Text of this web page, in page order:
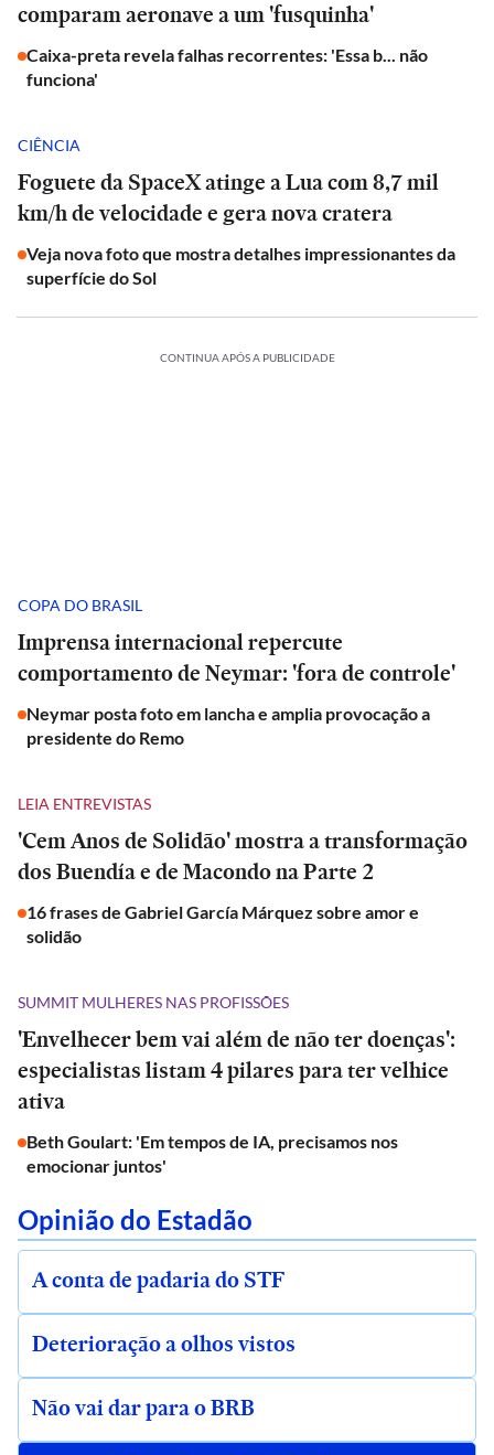
comparam aeronave a um 'fusquinha'
Caixa-preta revela falhas recorrentes: 'Essa b... não
funciona'
CIÊNCIA
Foguete da SpaceX atinge a Lua com 8,7 mil
km/h de velocidade e gera nova cratera
Veja nova foto que mostra detalhes impressionantes da
superfície do Sol
CONTINUA APÓS A PUBLICIDADE
COPA DO BRASIL
Imprensa internacional repercute
comportamento de Neymar: 'fora de controle'
Neymar posta foto em lancha e amplia provocação a
presidente do Remo
LEIA ENTREVISTAS
'Cem Anos de Solidão' mostra a transformação
dos Buendía e de Macondo na Parte 2
16 frases de Gabriel García Márquez sobre amor e
solidão
SUMMIT MULHERES NAS PROFISSÕES
'Envelhecer bem vai além de não ter doenças':
especialistas listam 4 pilares para ter velhice
ativa
Beth Goulart: 'Em tempos de IA, precisamos nos
emocionar juntos'
Opinião do Estadão
A conta de padaria do STF
Deterioração a olhos vistos
Não vai dar para o BRB